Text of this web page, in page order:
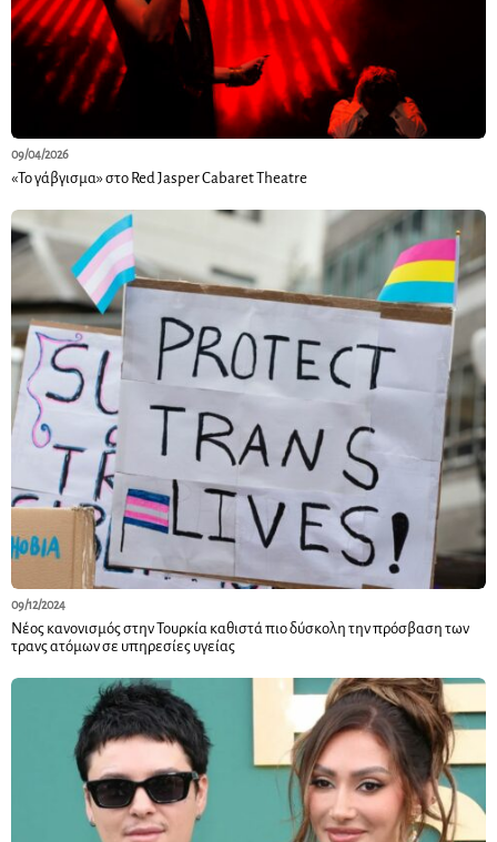
09/04/2026
«Το γάβγισμα» στο Red Jasper Cabaret Theatre
09/12/2024
Νέος κανονισμός στην Τουρκία καθιστά πιο δύσκολη την πρόσβαση των
τρανς ατόμων σε υπηρεσίες υγείας